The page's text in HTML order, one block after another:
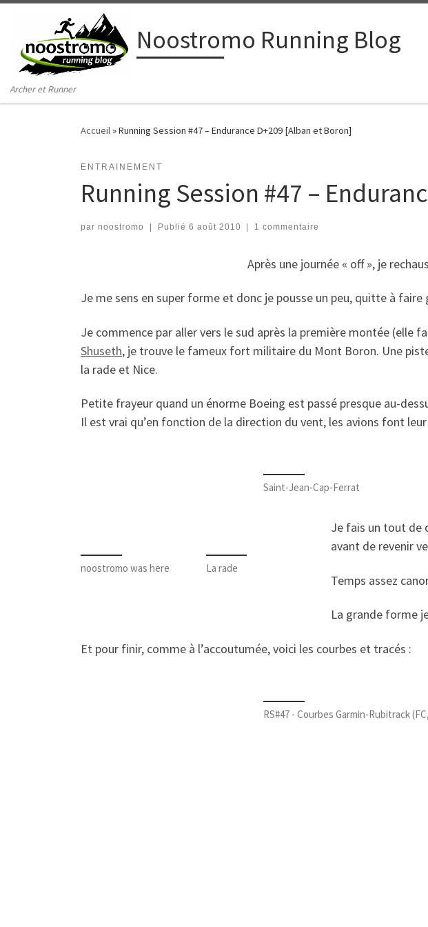
Passer au contenu
Noostromo Running Blog
Archer et Runner
Accueil»Running Session #47 – Endurance D+209 [Alban et Boron]
ENTRAINEMENT
Running Session #47 –
par noostromo | Publié 6 août 2010 | 1 commentaire
Après une journée « off », je
Je me sens en super forme et donc je pousse un peu, quitte à faire
Je commence par aller vers le sud après la première montée (elle
Shuseth, je trouve le fameux fort militaire du Mont Boron. Une
la rade et Nice.
Petite frayeur quand un énorme Boeing est passé presque au-
Il est vrai qu’en fonction de la direction du vent, les avions font
Saint-Jean-Cap-Ferrat
noostromo was here La rade
Je fais un tout de
avant de revenir
Temps assez
La grande forme
Et pour finir, comme à l’accoutumée, voici les courbes et tracés :
RS#47 - Courbes Garmin-Rubitrack